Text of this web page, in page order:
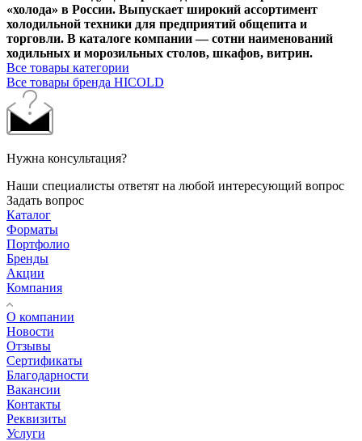
«холода» в России. Выпускает широкий ассортимент
холодильной техники для предприятий общепита и
торговли. В каталоге компании — сотни наименований
ходильных и морозильных столов, шкафов, витрин.
Все товары категории
Все товары бренда HICOLD
Нужна консультация?
Наши специалисты ответят на любой интересующий вопрос
Задать вопрос
Каталог
Форматы
Портфолио
Бренды
Акции
Компания
О компании
Новости
Отзывы
Сертификаты
Благодарности
Вакансии
Контакты
Реквизиты
Услуги